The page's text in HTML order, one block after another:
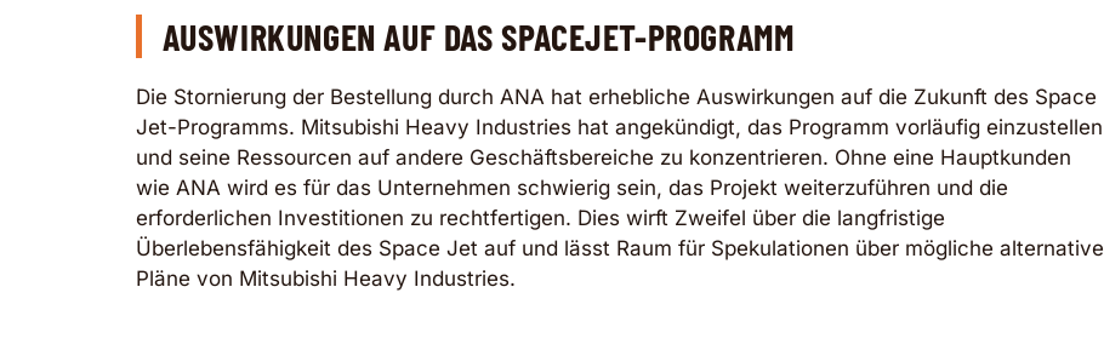
AUSWIRKUNGEN AUF DAS SPACEJET-PROGRAMM
Die Stornierung der Bestellung durch ANA hat erhebliche Auswirkungen auf die Zukunft des Space
Jet-Programms. Mitsubishi Heavy Industries hat angekündigt, das Programm vorläufig einzustellen
und seine Ressourcen auf andere Geschäftsbereiche zu konzentrieren. Ohne eine Hauptkunden
wie ANA wird es für das Unternehmen schwierig sein, das Projekt weiterzuführen und die
erforderlichen Investitionen zu rechtfertigen. Dies wirft Zweifel über die langfristige
Überlebensfähigkeit des Space Jet auf und lässt Raum für Spekulationen über mögliche alternative
Pläne von Mitsubishi Heavy Industries.